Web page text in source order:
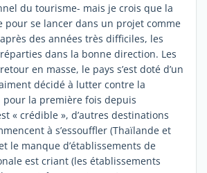
du tourisme- mais je crois que la
pour se lancer dans un projet comme
des années très difficiles, les
dans la bonne direction. Les
en masse, le pays s’est doté d’un
décidé à lutter contre la
la première fois depuis
« crédible », d’autres destinations
à s’essouffler (Thaïlande et
le manque d’établissements de
est criant (les établissements